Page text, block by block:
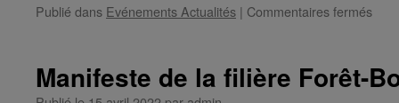
Publié dans Evénements Actualités | Commentaires fermés
du
prix
Manifeste de la filière Forêt-